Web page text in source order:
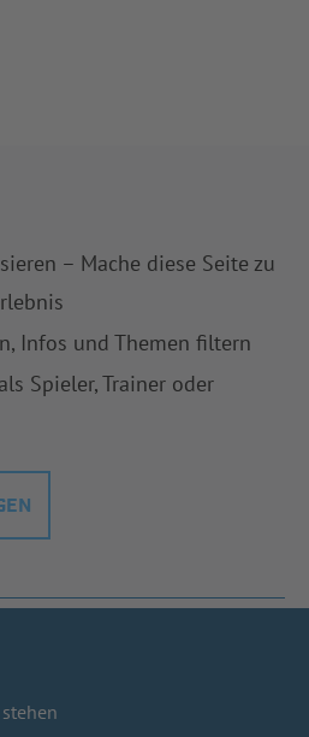
– Mache diese Seite zu
Infos und Themen filtern
Spieler, Trainer oder